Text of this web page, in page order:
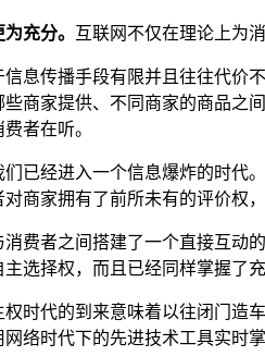
充分。 互联网不仅在理论上为
息传播手段有限并且往往代价
商家提供、不同商家的商品之
者在听。
已经进入一个信息爆炸的时代
商家拥有了前所未有的评价权
费者之间搭建了一个直接互
选择权，而且已经同样掌握了
时代的到来意味着以往闭门造
络时代下的先进技术工具实